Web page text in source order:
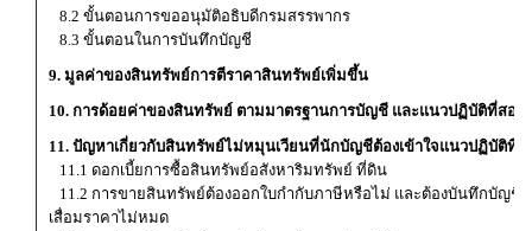
8.2 ขั้นตอนการขออนุมัติอธิบดีกรมสรรพากร
8.3 ขั้นตอนในการบันทึกบัญชี
9. มูลค่าของสินทรัพย์การตีราคาสินทรัพย์เพิ่มขึ้น
10. การด้อยค่าของสินทรัพย์ ตามมาตรฐานการบัญชี และแนวปฏิบัติที่สอ
11. ปัญหาเกี่ยวกับสินทรัพย์ไม่หมุนเวียนที่นักบัญชีต้องเข้าใจแนวปฏิบัติที่ถู
11.1 ดอกเบี้ยการซื้อสินทรัพย์อสังหาริมทรัพย์ ที่ดิน
11.2 การขายสินทรัพย์ต้องออกใบกํากับภาษีหรือไม่ และต้องบันทึกบัญ
เสื่อมราคาไม่หมด